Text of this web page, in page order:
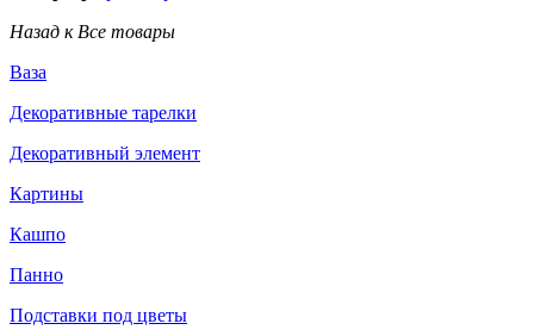
Назад к Все товары
Ваза
Декоративные тарелки
Декоративный элемент
Картины
Кашпо
Панно
Подставки под цветы